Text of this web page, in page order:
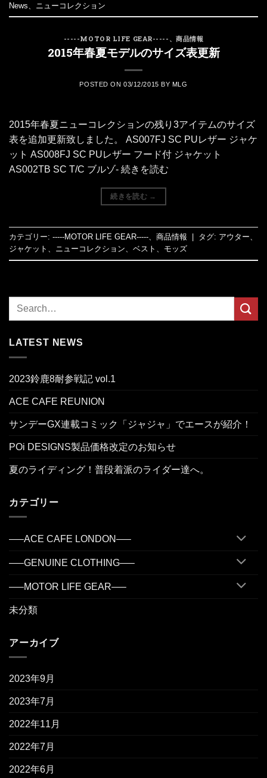
News
ニューコレクション
-----MOTOR LIFE GEAR----- 、商品情報
2015年春夏モデルのサイズ表更新
POSTED ON03/12/2015 BY MLG
2015年春夏ニューコレクションの残り3アイテムのサイズ
表を追加更新致しました。 AS007FJ SC PUレザー ジャケ
ット AS008FJ SC PUレザー フード付 ジャケット
AS002TB SC T/C ブルゾ- 続きを読む
続きを読む →
カテゴリー: -----MOTOR LIFE GEAR-----、 商品情報 タグ: アウター、
ジャケット 、 ニューコレクション、 ベスト 、 モッズ
LATEST NEWS
2023鈴鹿8耐参戦記 vol.1
ACE CAFE REUNION
サンデーGX連載コミック「ジャジャ」でエースが紹介！
POi DESIGNS製品価格改定のお知らせ
夏のライディング！普段着派のライダー達へ。
カテゴリー
—–ACE CAFE LONDON—–
—–GENUINE CLOTHING—–
—–MOTOR LIFE GEAR—–
未分類
アーカイブ
2023年9月
2023年7月
2022年11月
2022年7月
2022年6月